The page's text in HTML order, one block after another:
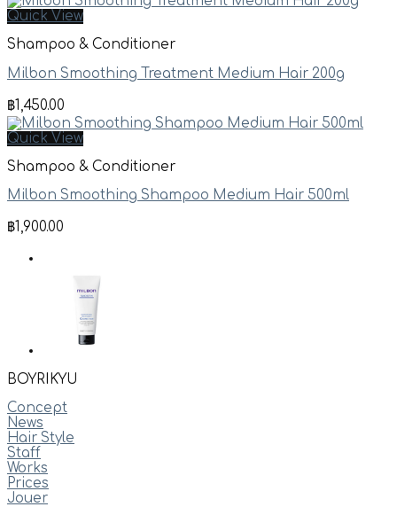
Quick View
Shampoo & Conditioner
Milbon Smoothing Treatment Medium Hair 200g
฿1,450.00
Quick View
Shampoo & Conditioner
Milbon Smoothing Shampoo Medium Hair 500ml
฿1,900.00
BOYRIKYU
Concept
News
Hair Style
Staff
Works
Prices
Jouer